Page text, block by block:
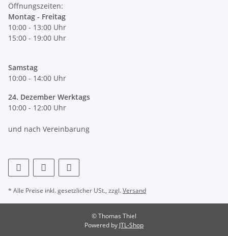
Öffnungszeiten:
Montag - Freitag
10:00 - 13:00 Uhr
15:00 - 19:00 Uhr
Samstag
10:00 - 14:00 Uhr
24. Dezember Werktags
10:00 - 12:00 Uhr
und nach Vereinbarung
* Alle Preise inkl. gesetzlicher USt., zzgl.Versand
© Thomas Thiel
Powered by JTL-Shop